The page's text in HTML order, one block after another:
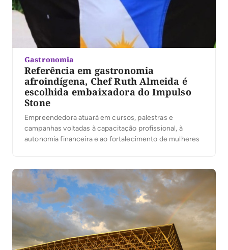
Gastronomia
Referência em gastronomia
afroindígena, Chef Ruth Almeida é
escolhida embaixadora do Impulso
Stone
Empreendedora atuará em cursos, palestras e
campanhas voltadas à capacitação profissional, à
autonomia financeira e ao fortalecimento de mulheres